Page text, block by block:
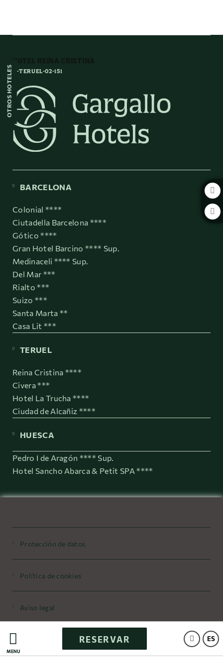
MENÚ
ES
RESERVAR
HOTEL REINA CRISTINA
H-TERUEL-02-151
BARCELONA
Colonial ****
Ciutadella Barcelona ****
Gótico ****
Gran Hotel Barcino **** Sup.
Medinaceli **** Sup.
Del Mar ***
Rialto ***
Suizo ***
Santa Marta **
Casa Lit ***
TERUEL
Reina Cristina ****
Civera ***
Hotel La Trucha ****
Ciudad de Alcañiz ****
HUESCA
Pedro I de Aragón **** Sup.
Hotel Sancho Abarca & Petit SPA ****
Protección de datos
Política de cookies
Aviso legal
OTROS HOTELES